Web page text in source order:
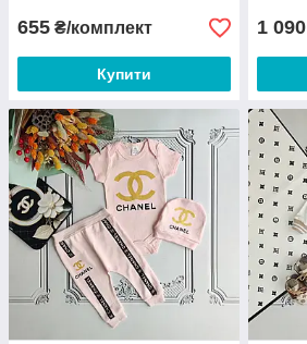
655 ₴/комплект
Купити
1 090